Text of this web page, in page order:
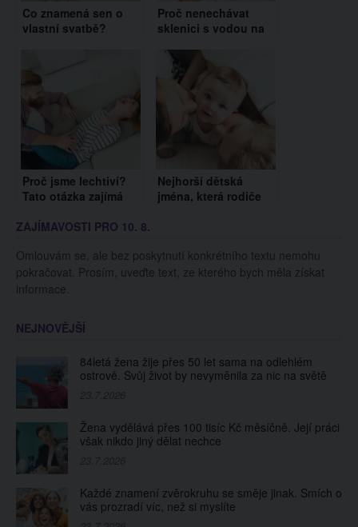
Co znamená sen o
vlastní svatbě?
Proč nenechávat
sklenici s vodou na
Ohrožujete tím své
zdraví
Proč jsme lechtiví?
Tato otázka zajímá
Nejhorší dětská
jména, která rodiče
skutečně zaskočí
ZAJÍMAVOSTI PRO 10. 8.
Omlouvám se, ale bez poskytnutí konkrétního textu nemohu
pokračovat. Prosím, uveďte text, ze kterého bych měla získat
informace.
NEJNOVĚJŠÍ
84letá žena žije přes 50 let sama na odlehlém
ostrově. Svůj život by nevyměnila za nic na světě
Žena vydělává přes 100 tisíc Kč měsíčně. Její práci
však nikdo jiný dělat nechce
Každé znamení zvěrokruhu se směje jinak. Smích o
vás prozradí víc, než si myslíte